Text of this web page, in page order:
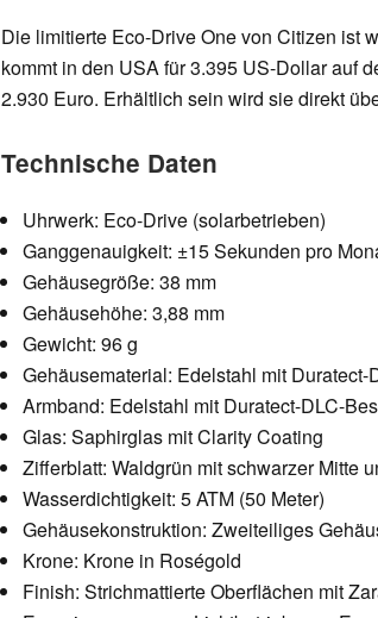
Die limitierte Eco-Drive One von Citizen ist
kommt in den USA für 3.395 US-Dollar auf
2.930 Euro. Erhältlich sein wird sie direkt
Technische Daten
Uhrwerk: Eco-Drive (solarbetrieben)
Ganggenauigkeit: ±15 Sekunden pro
Gehäusegröße: 38 mm
Gehäusehöhe: 3,88 mm
Gewicht: 96 g
Gehäusematerial: Edelstahl mit Duratect-
Armband: Edelstahl mit Duratect-DLC-
Glas: Saphirglas mit Clarity Coating
Zifferblatt: Waldgrün mit schwarzer Mitte
Wasserdichtigkeit: 5 ATM (50 Meter)
Gehäusekonstruktion: Zweiteiliges
Krone: Krone in Roségold
Finish: Strichmattierte Oberflächen mit